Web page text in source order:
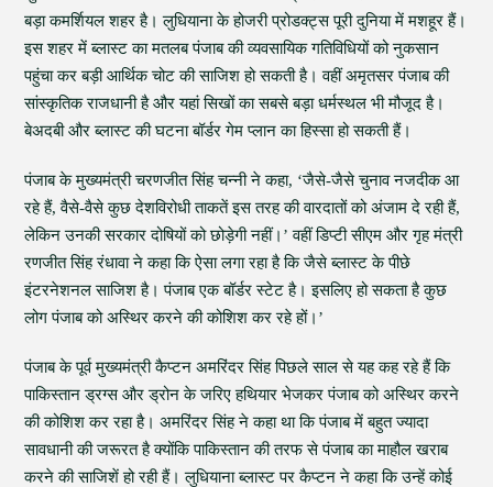
बड़ा कमर्शियल शहर है। लुधियाना के होजरी प्रोडक्ट्स पूरी दुनिया में मशहूर हैं।
इस शहर में ब्लास्ट का मतलब पंजाब की व्यवसायिक गतिविधियों को नुकसान
पहुंचा कर बड़ी आर्थिक चोट की साजिश हो सकती है। वहीं अमृतसर पंजाब की
सांस्कृतिक राजधानी है और यहां सिखों का सबसे बड़ा धर्मस्थल भी मौजूद है।
बेअदबी और ब्लास्ट की घटना बॉर्डर गेम प्लान का हिस्सा हो सकती हैं।
पंजाब के मुख्यमंत्री चरणजीत सिंह चन्नी ने कहा, ‘जैसे-जैसे चुनाव नजदीक आ
रहे हैं, वैसे-वैसे कुछ देशविरोधी ताकतें इस तरह की वारदातों को अंजाम दे रही हैं,
लेकिन उनकी सरकार दोषियों को छोड़ेगी नहीं।’ वहीं डिप्टी सीएम और गृह मंत्री
रणजीत सिंह रंधावा ने कहा कि ऐसा लगा रहा है कि जैसे ब्लास्ट के पीछे
इंटरनेशनल साजिश है। पंजाब एक बॉर्डर स्टेट है। इसलिए हो सकता है कुछ
लोग पंजाब को अस्थिर करने की कोशिश कर रहे हों।’
पंजाब के पूर्व मुख्यमंत्री कैप्टन अमरिंदर सिंह पिछले साल से यह कह रहे हैं कि
पाकिस्तान ड्रग्स और ड्रोन के जरिए हथियार भेजकर पंजाब को अस्थिर करने
की कोशिश कर रहा है। अमरिंदर सिंह ने कहा था कि पंजाब में बहुत ज्यादा
सावधानी की जरूरत है क्योंकि पाकिस्तान की तरफ से पंजाब का माहौल खराब
करने की साजिशें हो रही हैं। लुधियाना ब्लास्ट पर कैप्टन ने कहा कि उन्हें कोई